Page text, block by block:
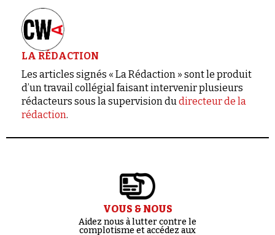
LA RÉDACTION
Les articles signés « La Rédaction » sont le produit
d’un travail collégial faisant intervenir plusieurs
rédacteurs sous la supervision dudirecteur de la
rédaction.
VOUS & NOUS
Aidez nous à lutter contre le
complotisme et accédez aux